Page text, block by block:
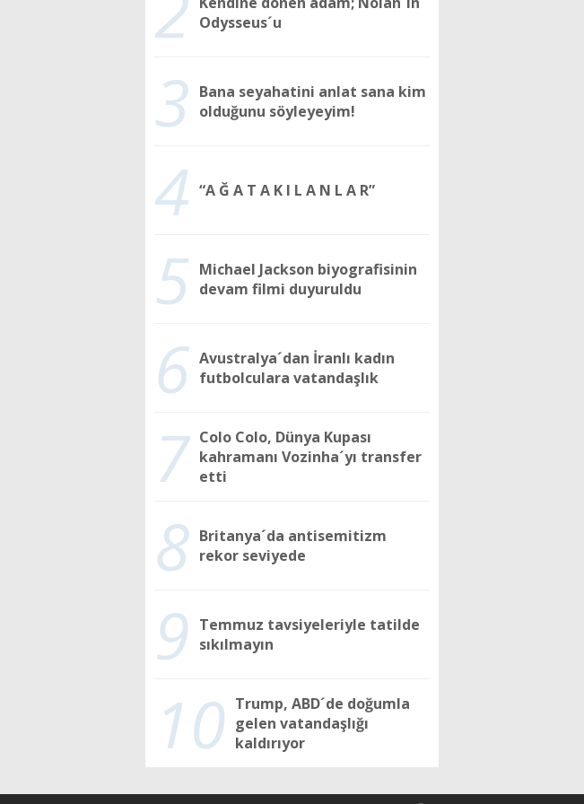
Odysseus´u
3 Bana seyahatini anlat sana kim
olduğunu söyleyeyim!
4 “A Ğ A T A K I L A N L A R”
5 Michael Jackson biyografisinin
devam filmi duyuruldu
6 Avustralya´dan İranlı kadın
futbolculara vatandaşlık
7 Colo Colo, Dünya Kupası
kahramanı Vozinha´yı transfer
etti
8 Britanya´da antisemitizm
rekor seviyede
9
Temmuz tavsiyeleriyle tatilde
sıkılmayın
10 Trump, ABD´de doğumla
gelen vatandaşlığı
kaldırıyor